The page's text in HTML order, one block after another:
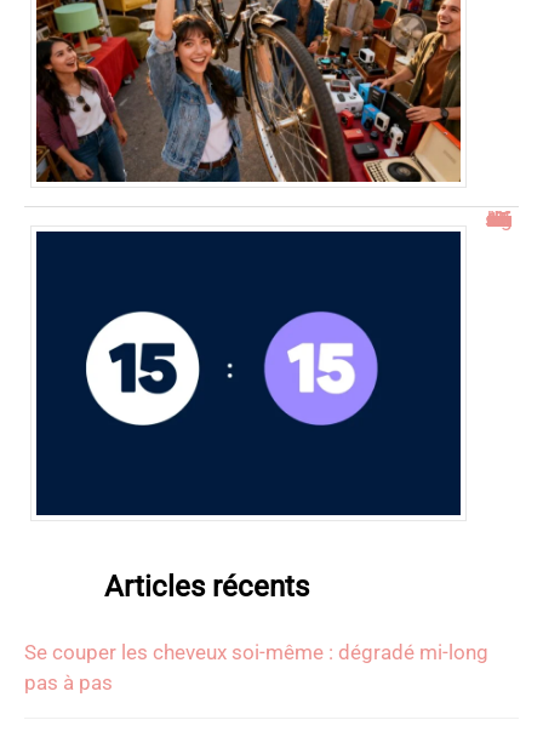
15h15 signification : découverte de l’heure miroir
Articles récents
Se couper les cheveux soi-même : dégradé mi-long
pas à pas